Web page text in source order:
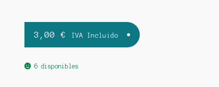
3,00 € IVA Incluido
6 disponibles